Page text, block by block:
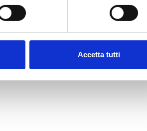
dei social media e per
Accetta tutti